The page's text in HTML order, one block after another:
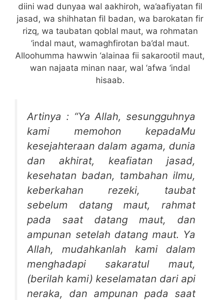
diini wad dunyaa wal aakhiroh, wa’aafiyatan fil
jasad, wa shihhatan fil badan, wa barokatan fir
rizq, wa taubatan qoblal maut, wa rohmatan
‘indal maut, wamaghfirotan ba’dal maut.
Alloohumma hawwin ‘alainaa fii sakarootil maut,
wan najaata minan naar, wal ‘afwa ‘indal
hisaab.
Artinya : “Ya Allah, sesungguhnya
kami memohon kepadaMu
kesejahteraan dalam agama, dunia
dan akhirat, keafiatan jasad,
kesehatan badan, tambahan ilmu,
keberkahan rezeki, taubat
sebelum datang maut, rahmat
pada saat datang maut, dan
ampunan setelah datang maut. Ya
Allah, mudahkanlah kami dalam
menghadapi sakaratul maut,
(berilah kami) keselamatan dari api
neraka, dan ampunan pada saat